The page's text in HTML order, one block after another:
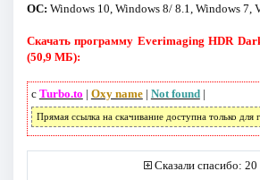
ОС: Windows 10, Windows 8/ 8.1, Windows 7,
Скачать программу Everimaging HDR
(50,9 МБ):
с Turbo.to | Oxy name| Not found|
Прямая ссылка на скачивание доступна только для
Сказали спасибо: 20